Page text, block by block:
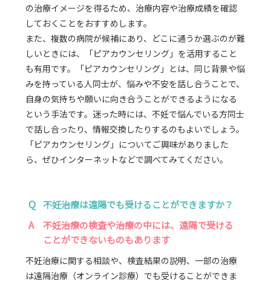
の治療イメージを得るため、治療内容や治療成績を確認
しておくことをおすすめします。
また、複数の病院が候補にあり、どこに通うか選ぶのが難
しいときには、「ピアカウンセリング」を活用すること
も有用です。「ピアカウンセリング」とは、同じ背景や悩
みを持っている人同士が、悩みや不安を話し合うことで、
自身の気持ちや願いに向き合うことができるようになる
という手法です。迷った時には、不妊で悩んでいる方同士
で話し合ったり、情報交換したりするのもよいでしょう。
「ピアカウンセリング」についてご興味がありました
ら、ぜひインターネットなどで調べてみてください。
Q 不妊治療は遠隔でも受けることができますか？
A
不妊治療の検査や治療の中には、遠隔で受ける
ことができないものもあります
不妊治療に関する相談や、検査結果の説明、一部の治療
は遠隔治療（オンライン診療）でも受けることができま